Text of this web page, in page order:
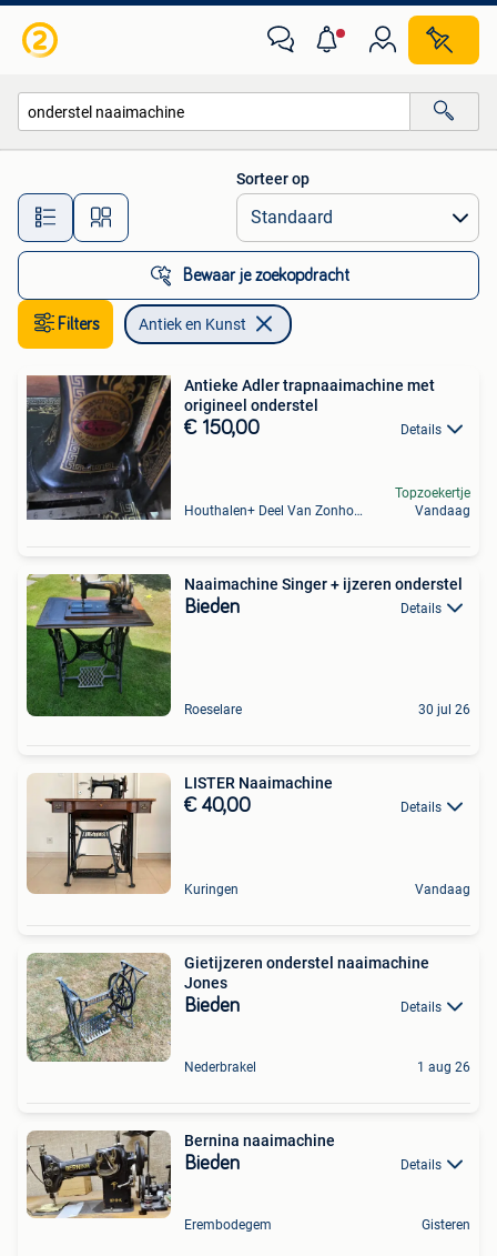
Alle afstanden…
Sorteer op
Bewaar je zoekopdracht
Filters Antiek en Kunst
Antieke Adler trapnaaimachine met
origineel onderstel
€ 150,00 Details
Houthalen+ Deel Van Zonhoven En Zolder
Topzoekertje
Vandaag
Naaimachine Singer + ijzeren onderstel
Bieden Details
Roeselare 30 jul 26
LISTER Naaimachine
€ 40,00 Details
Kuringen Vandaag
Gietijzeren onderstel naaimachine
Jones
Bieden Details
Nederbrakel 1 aug 26
Bernina naaimachine
Bieden Details
Erembodegem Gisteren